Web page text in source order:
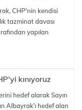
CHP'nin kendisi
tazminat davası
yapılan
kınıyoruz
hedef alarak Sayın
Albayrak'ı hedef alan